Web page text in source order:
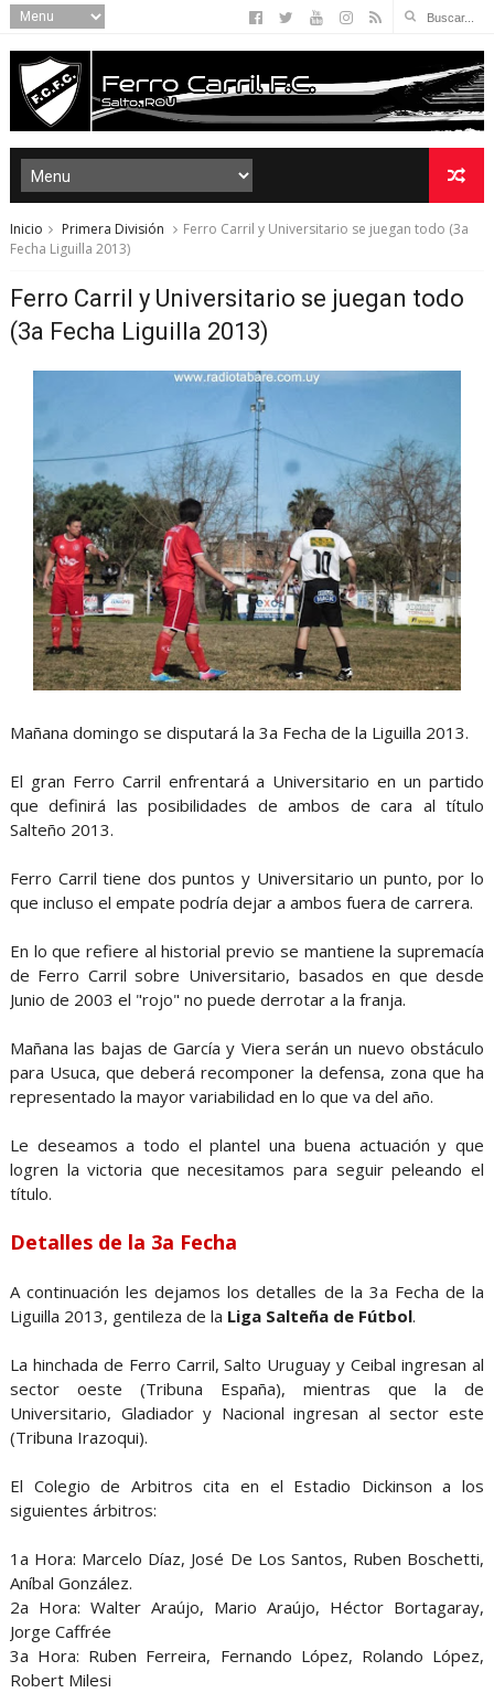
Inicio Primera División
Ferro Carril y Universitario se juegan todo (3a
Fecha Liguilla 2013)
Ferro Carril y Universitario se juegan todo
(3a Fecha Liguilla 2013)
Mañana domingo se disputará la 3a Fecha de la Liguilla 2013.
El gran Ferro Carril enfrentará a Universitario en un partido
que definirá las posibilidades de ambos de cara al título
Salteño 2013.
Ferro Carril tiene dos puntos y Universitario un punto, por lo
que incluso el empate podría dejar a ambos fuera de carrera.
En lo que refiere al historial previo se mantiene la supremacía
de Ferro Carril sobre Universitario, basados en que desde
Junio de 2003 el "rojo" no puede derrotar a la franja.
Mañana las bajas de García y Viera serán un nuevo obstáculo
para Usuca, que deberá recomponer la defensa, zona que ha
representado la mayor variabilidad en lo que va del año.
Le deseamos a todo el plantel una buena actuación y que
logren la victoria que necesitamos para seguir peleando el
título.
Detalles de la 3a Fecha
A continuación les dejamos los detalles de la 3a Fecha de la
Liguilla 2013, gentileza de la Liga Salteña de Fútbol.
La hinchada de Ferro Carril, Salto Uruguay y Ceibal ingresan al
sector oeste (Tribuna España), mientras que la de
Universitario, Gladiador y Nacional ingresan al sector este
(Tribuna Irazoqui).
El Colegio de Arbitros cita en el Estadio Dickinson a los
siguientes árbitros:
1a Hora: Marcelo Díaz, José De Los Santos, Ruben Boschetti,
Aníbal González.
2a Hora: Walter Araújo, Mario Araújo, Héctor Bortagaray,
Jorge Caffrée
3a Hora: Ruben Ferreira, Fernando López, Rolando López,
Robert Milesi